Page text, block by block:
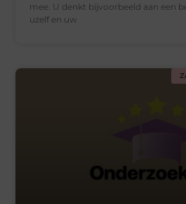
mee. U denkt bijvoorbeeld aan een
uzelf en uw